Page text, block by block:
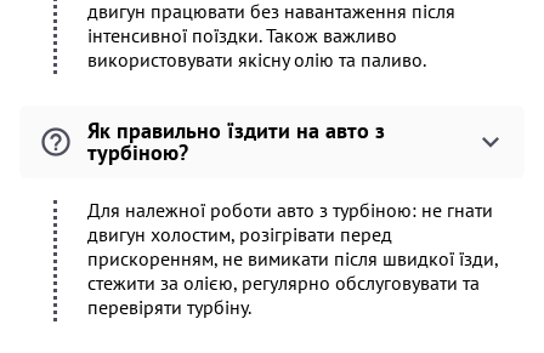
двигун працювати без навантаження після
інтенсивної поїздки. Також важливо
використовувати якісну олію та паливо.
Як правильно їздити на авто з
турбіною?
Для належної роботи авто з турбіною: не гнати
двигун холостим, розігрівати перед
прискоренням, не вимикати після швидкої їзди,
стежити за олією, регулярно обслуговувати та
перевіряти турбіну.